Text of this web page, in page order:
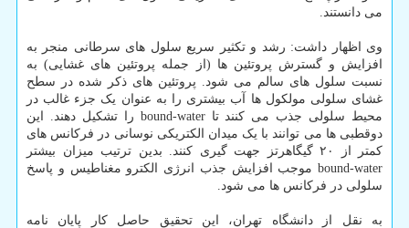
می دانستند.
وی اظهار داشت: رشد و تکثیر سریع سلول های سرطانی منجر به
افزایش و گسترش پروتئین ها (از جمله پروتئین های غشایی) به
نسبت سلول های سالم می شود. پروتئین های ذکر شده در سطح
غشای سلولی مولکول ها آب بیشتری را به عنوان یک جزء غالب در
محیط سلولی جذب می کنند تا bound-water را تشکیل دهند. این
دوقطبی ها می توانند با یک میدان الکتریکی نوسانی در فرکانس های
کمتر از ۲۰ گیگاهرتز جهت گیری کنند. بدین ترتیب میزان بیشتر
bound-water موجب افزایش جذب انرژی الکترو مغناطیس و پاسخ
سلولی در فرکانس ها می شود.
به نقل از دانشگاه تهران، این تحقیق حاصل کار پایان نامه